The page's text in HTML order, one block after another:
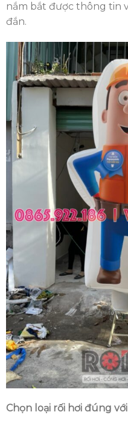
nắm bắt được thông tin
đắn.
Chọn loại rối hơi đúng